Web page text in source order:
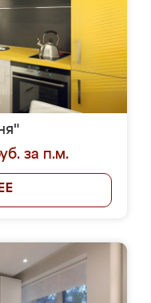
за п.м.